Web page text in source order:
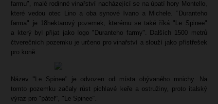
farmu", malé rodinné vinařství nacházející se na úpatí hory Montello,
které vedou otec Lino a oba synové Ivano a Michele. "Duranteho
farma" je 18hektarový pozemek, kterému se také říká "Le Spinee"
a který byl přijat jako logo "Duranteho farmy". Dalších 1500 metrů
čtverečních pozemku je určeno pro vinařství a slouží jako přístřešek
pro koně.
Název "Le Spinee" je odvozen od místa obývaného mnichy. Na
tomto pozemku začaly růst pichlavé keře a ostružiny, proto italský
výraz pro "páteř", "Le Spinee".